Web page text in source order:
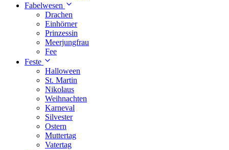
Fabelwesen
Drachen
Einhörner
Prinzessin
Meerjungfrau
Fee
Feste
Halloween
St. Martin
Nikolaus
Weihnachten
Karneval
Silvester
Ostern
Muttertag
Vatertag